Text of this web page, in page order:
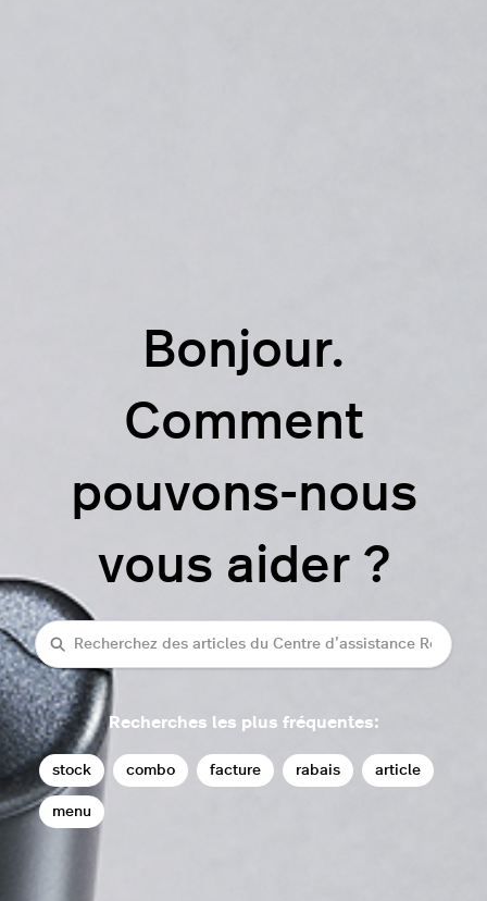
Bonjour.
Comment
pouvons-nous
vous aider ?
Recherche
Recherches les plus fréquentes:
stock combo facture rabais article
menu